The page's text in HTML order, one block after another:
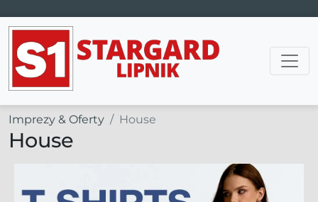
Main Navigation
Imprezy & Oferty House
House